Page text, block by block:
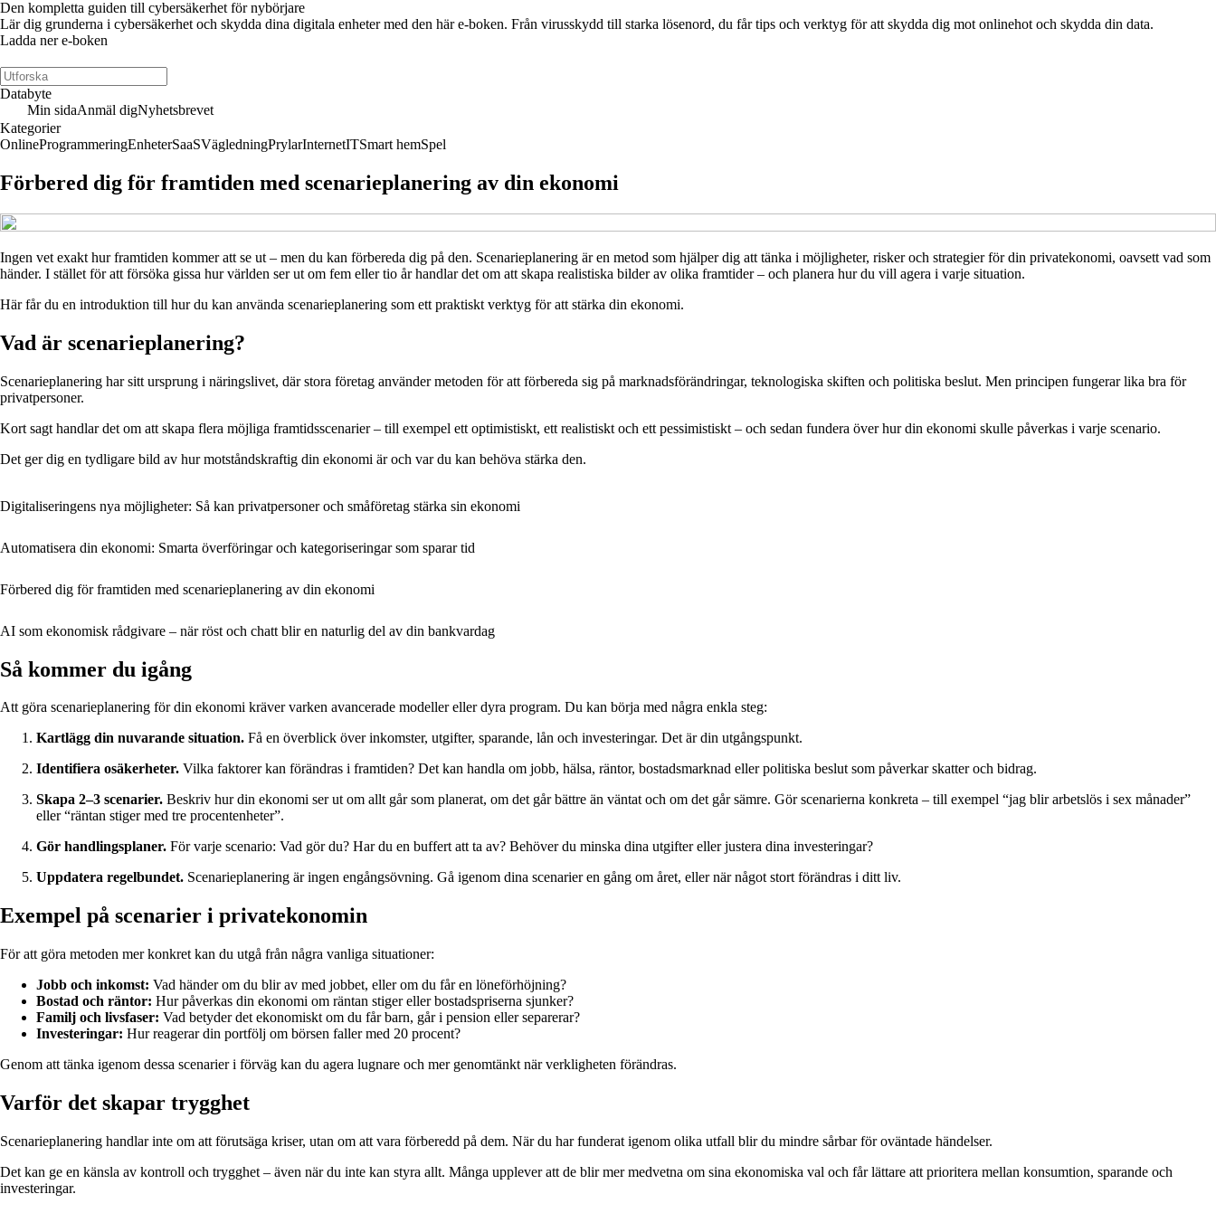
Den kompletta guiden till cybersäkerhet för nybörjare
Lär dig grunderna i cybersäkerhet och skydda dina digitala enheter med den här e-boken. Från virusskydd till starka lösenord, du får tips och verktyg för att skydda dig mot onlinehot och skydda din data.
Ladda ner e-boken
Databyte
Min sidaAnmäl digNyhetsbrevet
Kategorier
OnlineProgrammeringEnheterSaaSVägledningPrylarInternetITSmart hemSpel
Förbered dig för framtiden med scenarieplanering av din ekonomi
Ingen vet exakt hur framtiden kommer att se ut – men du kan förbereda dig på den. Scenarieplanering är en metod som hjälper dig att tänka i möjligheter, risker och strategier för din privatekonomi, oavsett vad som
händer. I stället för att försöka gissa hur världen ser ut om fem eller tio år handlar det om att skapa realistiska bilder av olika framtider – och planera hur du vill agera i varje situation.
Här får du en introduktion till hur du kan använda scenarieplanering som ett praktiskt verktyg för att stärka din ekonomi.
Vad är scenarieplanering?
Scenarieplanering har sitt ursprung i näringslivet, där stora företag använder metoden för att förbereda sig på marknadsförändringar, teknologiska skiften och politiska beslut. Men principen fungerar lika bra för
privatpersoner.
Kort sagt handlar det om att skapa flera möjliga framtidsscenarier – till exempel ett optimistiskt, ett realistiskt och ett pessimistiskt – och sedan fundera över hur din ekonomi skulle påverkas i varje scenario.
Det ger dig en tydligare bild av hur motståndskraftig din ekonomi är och var du kan behöva stärka den.
Digitaliseringens nya möjligheter: Så kan privatpersoner och småföretag stärka sin ekonomi
Automatisera din ekonomi: Smarta överföringar och kategoriseringar som sparar tid
Förbered dig för framtiden med scenarieplanering av din ekonomi
AI som ekonomisk rådgivare – när röst och chatt blir en naturlig del av din bankvardag
Så kommer du igång
Att göra scenarieplanering för din ekonomi kräver varken avancerade modeller eller dyra program. Du kan börja med några enkla steg:
Kartlägg din nuvarande situation. Få en överblick över inkomster, utgifter, sparande, lån och investeringar. Det är din utgångspunkt.
Identifiera osäkerheter. Vilka faktorer kan förändras i framtiden? Det kan handla om jobb, hälsa, räntor, bostadsmarknad eller politiska beslut som påverkar skatter och bidrag.
Skapa 2–3 scenarier. Beskriv hur din ekonomi ser ut om allt går som planerat, om det går bättre än väntat och om det går sämre. Gör scenarierna konkreta – till exempel “jag blir arbetslös i sex månader”
eller “räntan stiger med tre procentenheter”.
Gör handlingsplaner. För varje scenario: Vad gör du? Har du en buffert att ta av? Behöver du minska dina utgifter eller justera dina investeringar?
Uppdatera regelbundet. Scenarieplanering är ingen engångsövning. Gå igenom dina scenarier en gång om året, eller när något stort förändras i ditt liv.
Exempel på scenarier i privatekonomin
För att göra metoden mer konkret kan du utgå från några vanliga situationer:
Jobb och inkomst: Vad händer om du blir av med jobbet, eller om du får en löneförhöjning?
Bostad och räntor: Hur påverkas din ekonomi om räntan stiger eller bostadspriserna sjunker?
Familj och livsfaser: Vad betyder det ekonomiskt om du får barn, går i pension eller separerar?
Investeringar: Hur reagerar din portfölj om börsen faller med 20 procent?
Genom att tänka igenom dessa scenarier i förväg kan du agera lugnare och mer genomtänkt när verkligheten förändras.
Varför det skapar trygghet
Scenarieplanering handlar inte om att förutsäga kriser, utan om att vara förberedd på dem. När du har funderat igenom olika utfall blir du mindre sårbar för oväntade händelser.
Det kan ge en känsla av kontroll och trygghet – även när du inte kan styra allt. Många upplever att de blir mer medvetna om sina ekonomiska val och får lättare att prioritera mellan konsumtion, sparande och
investeringar.